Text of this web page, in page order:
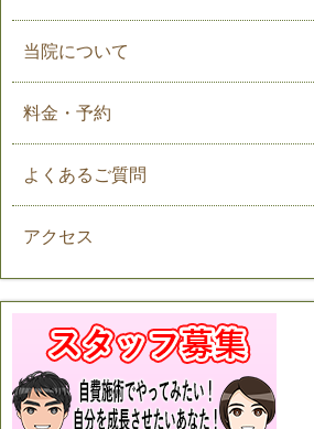
当院について
料金・予約
よくあるご質問
アクセス